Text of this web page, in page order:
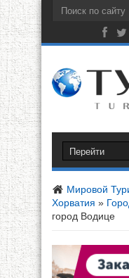
Мировой
Хорватия »
город Водице